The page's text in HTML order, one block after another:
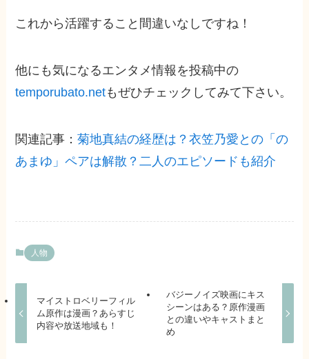
これから活躍すること間違いなしですね！
他にも気になるエンタメ情報を投稿中の
temporubato.netもぜひチェックしてみて下さい。
関連記事：菊地真結の経歴は？衣笠乃愛との「の
あまゆ」ペアは解散？二人のエピソードも紹介
人物
マイストロベリーフィル
ム原作は漫画？あらすじ
内容や放送地域も！
バジーノイズ映画にキス
シーンはある？原作漫画
との違いやキャストまと
め